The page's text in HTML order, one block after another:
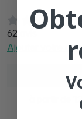
62 avis
Ajouter votre avis
Quantité
à partir de 12